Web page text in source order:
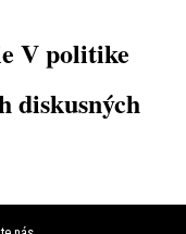
V politike
diskusných